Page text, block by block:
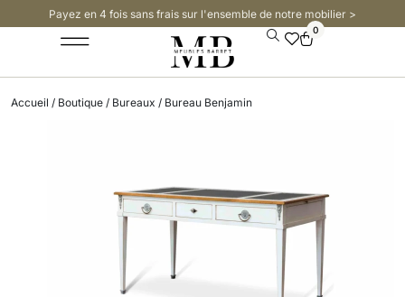
Payez en 4 fois sans frais sur l'ensemble de notre mobilier >​
0
Accueil / Boutique / Bureaux / Bureau Benjamin